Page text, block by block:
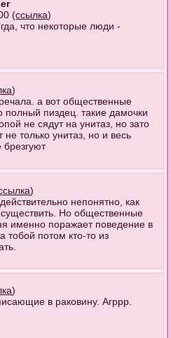
(ссылка)
что некоторые люди -
)
а вот общественные
полный пиздец. такие дамочки
не сядут на унитаз, но зато
не только унитаз, но и весь
брезгуют
)
непонятно, как
Но общественные
именно поражает поведение в
тобой потом кто-то из
)
в раковину. Агррр.